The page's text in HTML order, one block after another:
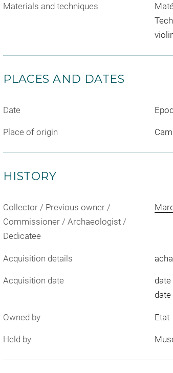
Materials and techniques
PLACES AND DATES
Date
Place of origin
HISTORY
Collector / Previous owner /
Commissioner / Archaeologist /
Dedicatee
Acquisition details
Acquisition date
date
Owned by Etat
Held by